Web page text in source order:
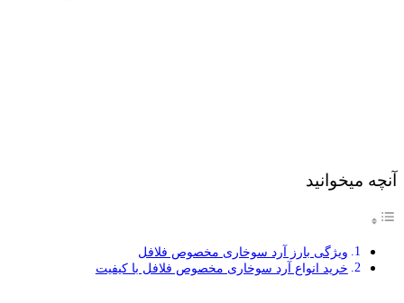
آنچه میخوانید
ویژگی بارز آرد سوخاری مخصوص فلافل
خرید انواع آرد سوخاری مخصوص فلافل با کیفیت